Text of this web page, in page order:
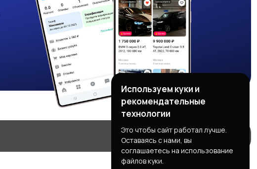
Используем куки и
рекомендательные
технологии
Это чтобы сайт работал лучше.
Оставаясь с нами, вы
соглашаетесь на использование
файлов куки.